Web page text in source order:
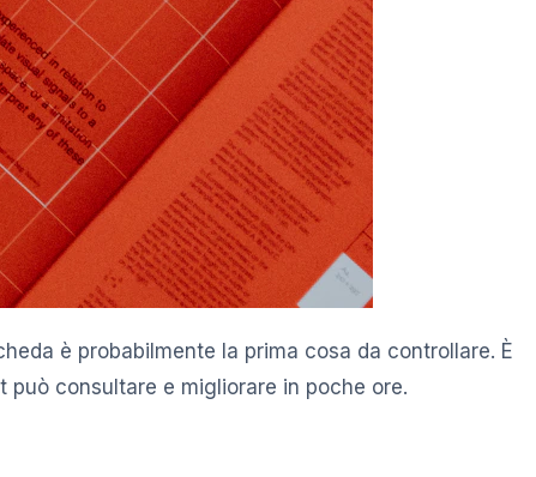
è probabilmente la prima cosa da controllare. È
consultare e migliorare in poche ore.